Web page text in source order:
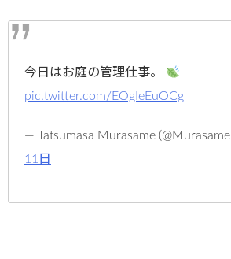
今日はお庭の管理仕事。
pic.twitter.com/EOgIeEuOCg
— Tatsumasa Murasame
11日